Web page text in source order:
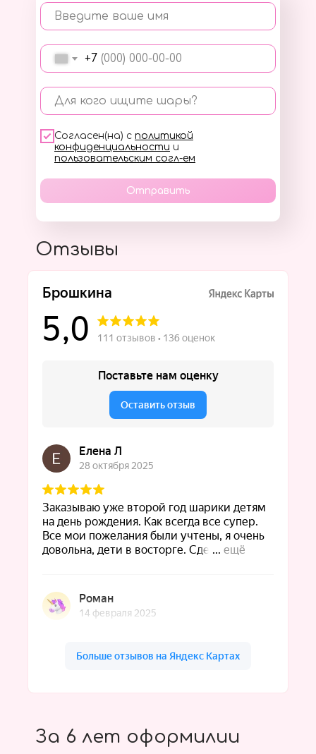
Введите ваше имя
+7
Для кого ищите шары?
Согласен(на) с политикой
конфиденциальности и
пользовательским согл-ем
Отправить
Отзывы
За 6 лет оформилии